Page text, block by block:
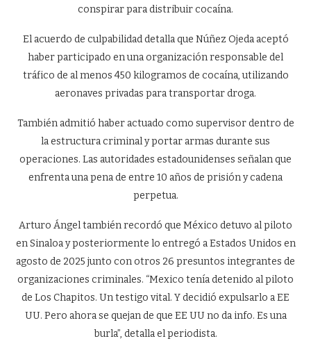
conspirar para distribuir cocaína.
El acuerdo de culpabilidad detalla que Núñez Ojeda aceptó
haber participado en una organización responsable del
tráfico de al menos 450 kilogramos de cocaína, utilizando
aeronaves privadas para transportar droga.
También admitió haber actuado como supervisor dentro de
la estructura criminal y portar armas durante sus
operaciones. Las autoridades estadounidenses señalan que
enfrenta una pena de entre 10 años de prisión y cadena
perpetua.
Arturo Ángel también recordó que México detuvo al piloto
en Sinaloa y posteriormente lo entregó a Estados Unidos en
agosto de 2025 junto con otros 26 presuntos integrantes de
organizaciones criminales. “Mexico tenía detenido al piloto
de Los Chapitos. Un testigo vital. Y decidió expulsarlo a EE
UU. Pero ahora se quejan de que EE UU no da info. Es una
burla”, detalla el periodista.